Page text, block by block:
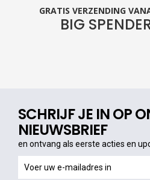
GRATIS VERZENDING
BIG
SCHRIJF JE IN OP
NIEUWSBRIEF
en ontvang als eerste acties en
ontvang